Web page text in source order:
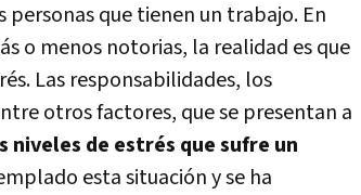
que tienen un trabajo. En
o menos notorias, la realidad es que
Las responsabilidades, los
otros factores, que se presentan a
niveles de estrés que sufre un
esta situación y se ha